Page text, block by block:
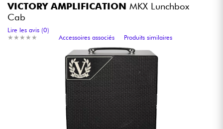
Synthés & Sampleurs
Home Studio
VICTORY AMPLIFICATION MKX Lunchbox
Cab
★ ★ ★ ★ ★
★ ★ ★ ★ ★
Lire les avis (0)
Accessoires associés
Produits similaires